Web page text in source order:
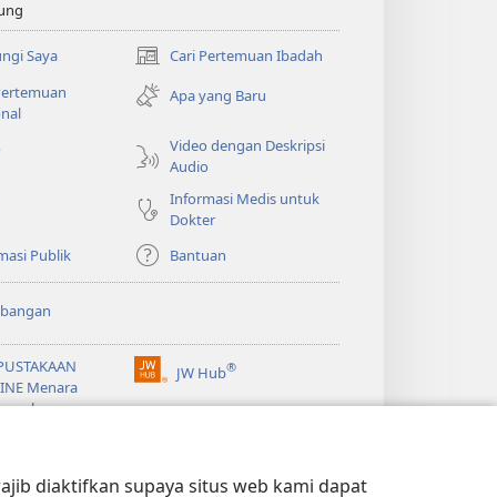
diaktifkan supaya situs web kami dapat
Saya Cari Pertemuan Ibadah
(terbuka
di
window
Apa yang Baru
Video dengan Deskripsi
Audio
Informasi Medis untuk
Dokter
Publik
Bantuan
Menara
JW Hub®
(terbuka
di